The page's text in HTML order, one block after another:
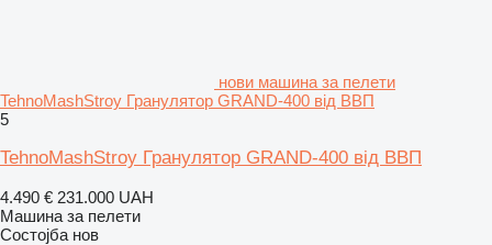
нови машина за пелети
TehnoMashStroy Гранулятор GRAND-400 від ВВП
5
TehnoMashStroy Гранулятор GRAND-400 від ВВП
4.490 € 231.000 UAH
Машина за пелети
Состојба нов